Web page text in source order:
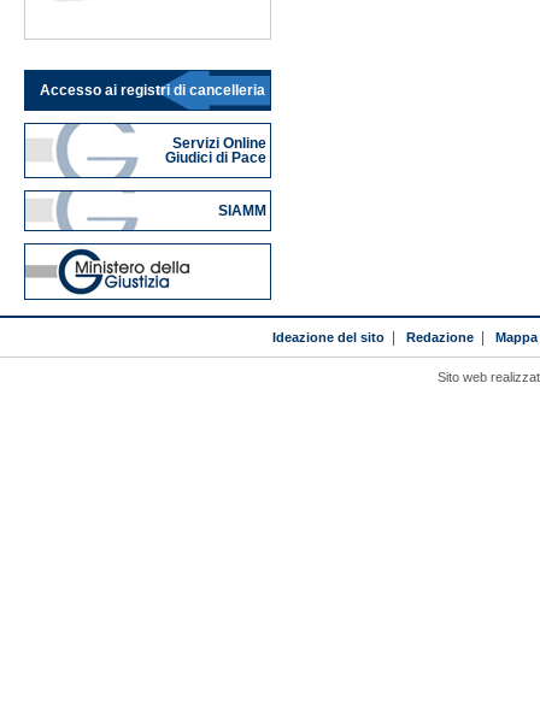
Accesso ai registri di cancelleria
Servizi Online
Giudici di Pace
SIAMM
Ideazione del sito| Redazione|
Sito web